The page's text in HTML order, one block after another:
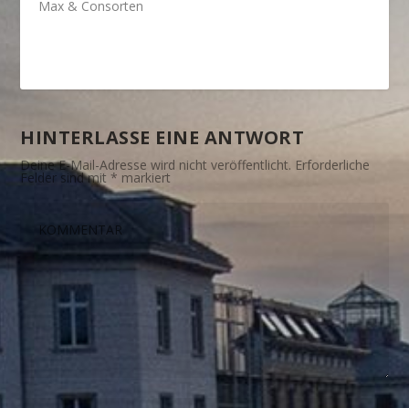
Max & Consorten
HINTERLASSE EINE ANTWORT
Deine E-Mail-Adresse wird nicht veröffentlicht. Erforderliche
Felder sind mit* markiert